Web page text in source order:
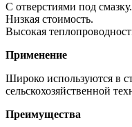
С отверстиями под смазку.
Низкая стоимость.
Высокая
Применение
Широко используются в
сельскохозяйственной
Преимущества